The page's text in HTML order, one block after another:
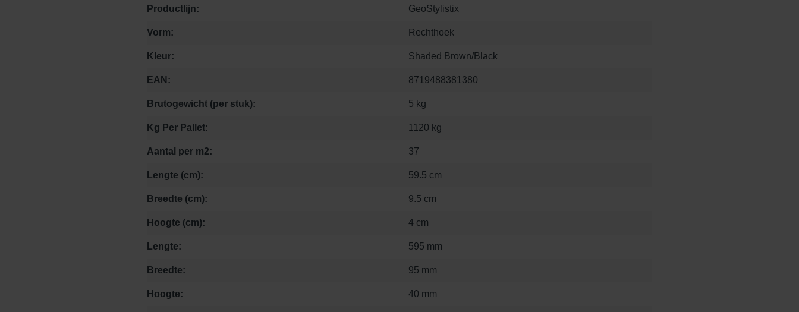
Productlijn: GeoStylistix
Vorm: Rechthoek
Kleur: Shaded Brown/Black
EAN: 8719488381380
Brutogewicht (per stuk): 5 kg
Kg Per Pallet: 1120 kg
Aantal per m2: 37
Lengte (cm): 59.5 cm
Breedte (cm): 9.5 cm
Hoogte (cm): 4 cm
Lengte: 595 mm
Breedte: 95 mm
Hoogte: 40 mm